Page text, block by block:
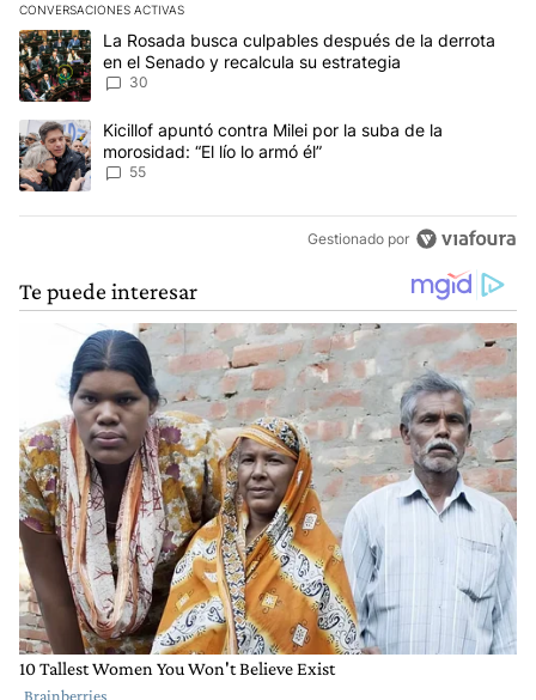
CONVERSACIONES ACTIVAS
Este listado muestra los artículos con más comentarios en los
Un artículo de tendencia con el título "La Rosada busca
La Rosada busca culpables después de la derrota
en el Senado y recalcula su estrategia
30
Un artículo de tendencia con el título "Kicillof apuntó contra Milei
Kicillof apuntó contra Milei por la suba de la
morosidad: “El lío lo armó él”
55
Gestionado por